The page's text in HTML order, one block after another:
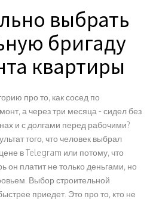
выбрать
бригаду
квартиры
про то, как сосед по
а через три месяца - сидел без
и с долгами перед рабочими?
того, что человек выбрал
в Telegram или потому, что
он платит не только деньгами, но
Выбор строительной
приедет. Это про то, кто не